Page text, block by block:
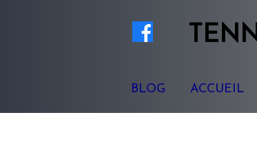
BLOG ACCUEIL